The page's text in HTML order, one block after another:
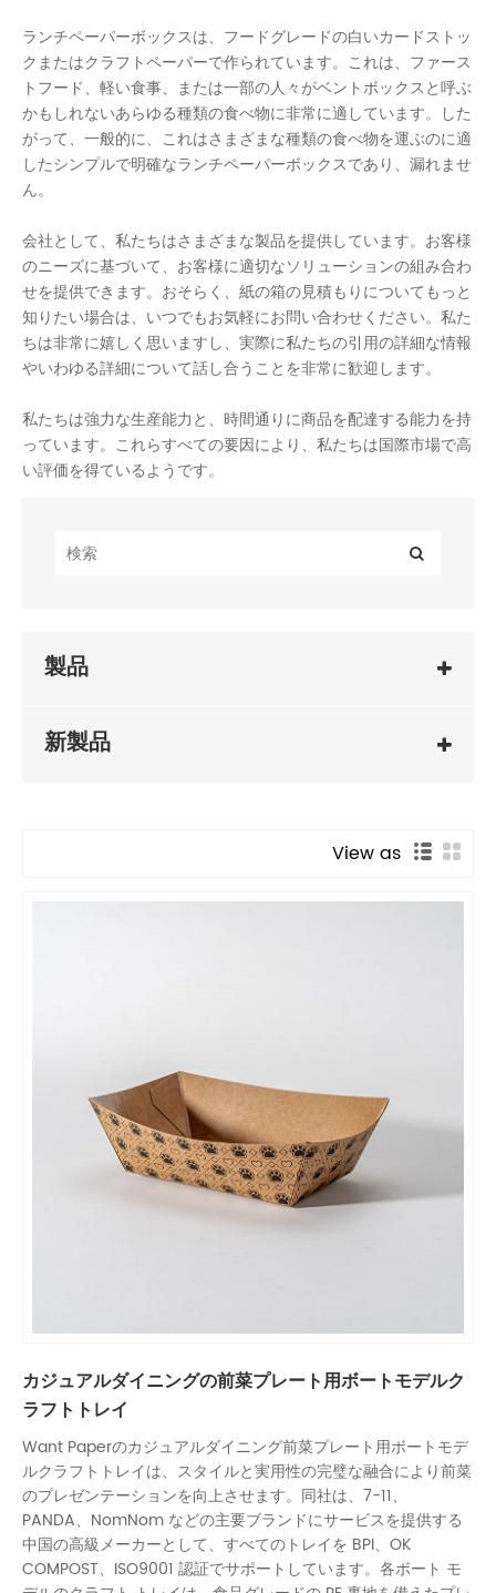
ランチペーパーボックスは、フードグレードの白いカードストッ
クまたはクラフトペーパーで作られています。これは、ファース
トフード、軽い食事、または一部の人々がベントボックスと呼ぶ
かもしれないあらゆる種類の食べ物に非常に適しています。した
がって、一般的に、これはさまざまな種類の食べ物を運ぶのに適
したシンプルで明確なランチペーパーボックスであり、漏れませ
ん。
会社として、私たちはさまざまな製品を提供しています。お客様
のニーズに基づいて、お客様に適切なソリューションの組み合わ
せを提供できます。おそらく、紙の箱の見積もりについてもっと
知りたい場合は、いつでもお気軽にお問い合わせください。私た
ちは非常に嬉しく思いますし、実際に私たちの引用の詳細な情報
やいわゆる詳細について話し合うことを非常に歓迎します。
私たちは強力な生産能力と、時間通りに商品を配達する能力を持
っています。これらすべての要因により、私たちは国際市場で高
い評価を得ているようです。
製品
新製品
View as
カジュアルダイニングの前菜プレート用ボートモデルク
ラフトトレイ
Want Paperのカジュアルダイニング前菜プレート用ボートモデ
ルクラフトトレイは、スタイルと実用性の完璧な融合により前菜
のプレゼンテーションを向上させます。同社は、7-11、
PANDA、NomNom などの主要ブランドにサービスを提供する
中国の高級メーカーとして、すべてのトレイを BPI、OK
COMPOST、ISO9001 認証でサポートしています。各ボート モ